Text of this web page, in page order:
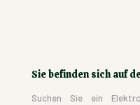
Sie befinden sich auf
Suchen Sie ein